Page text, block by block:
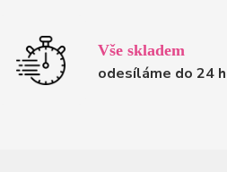
Vše skladem
odesíláme do 24